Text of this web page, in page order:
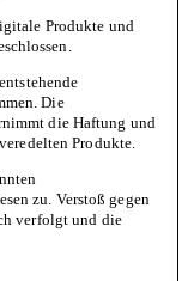
Produkte und
Die
die Haftung und
Produkte.
zu. Verstoß gegen
verfolgt und die